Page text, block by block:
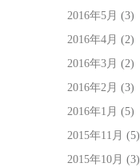
2016年5月 (3)
2016年4月 (2)
2016年3月 (2)
2016年2月 (3)
2016年1月 (5)
2015年11月 (5)
2015年10月 (3)